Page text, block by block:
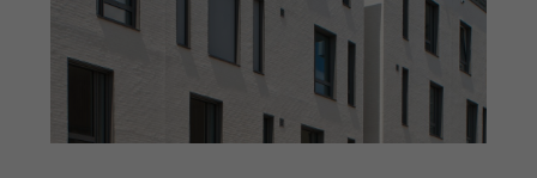
RE-USE-ZIEGEL
GLASUR-ZIEGEL
RE-USE-MÖRTEL
FASSADENPLANUNG (SCHWEIZ)